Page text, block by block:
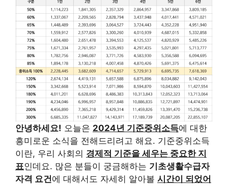
안녕하세요! 오늘은 2024년 기준중위소득에 대한
흥미로운 소식을 전해드리려고 해요. 기준중위소득
이란, 우리 사회의 경제적 기준을 세우는 중요한 지
표인데요. 많은 분들이 궁금해하는 기초생활수급자
자격 요건에 대해서도 자세히 알아볼 시간이 되었어